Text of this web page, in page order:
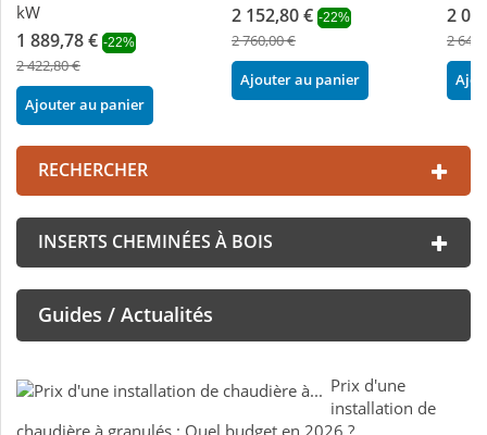
kW
1 889,78 € -22%
2 422,80 €
Ajouter au panier
2 152,80 € -22%
2 760,00 €
Ajouter au panier
2
2
RECHERCHER
INSERTS CHEMINÉES À BOIS
Guides / Actualités
Prix d'une
installation de